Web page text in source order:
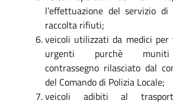
l’effettuazione del servizio
raccolta rifiuti;
veicoli utilizzati da medici per
urgenti purchè muniti
contrassegno rilasciato dal
del Comando di Polizia Locale;
veicoli adibiti al